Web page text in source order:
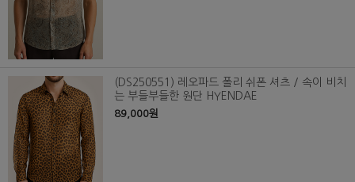
(DS250551) 레오파드 폴리 쉬폰 셔츠 / 속이 비치
는 부들부들한 원단 HYENDAE
89,000원